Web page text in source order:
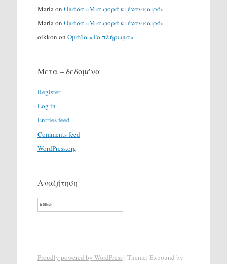
Maria on Ομάδα «Μια φορά κι έναν καιρό»
Maria on Ομάδα «Μια φορά κι έναν καιρό»
oikkon on Ομάδα «Το πλήρωμα»
Μετα – δεδομένα
Register
Log in
Entries feed
Comments feed
WordPress.org
Αναζήτηση
Search
Proudly powered by WordPress| Theme: Expound by